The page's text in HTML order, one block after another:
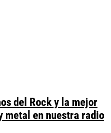
del Rock y la mejor
metal en nuestra radio